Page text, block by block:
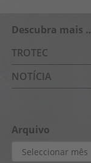
Descubra mais
TROTEC
NOTÍCIA
Arquivo
Arquivo